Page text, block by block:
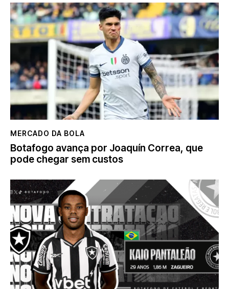
MERCADO DA BOLA
Botafogo avança por Joaquín Correa, que
pode chegar sem custos